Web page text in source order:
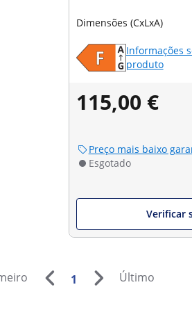
Dimensões (CxLxA)
Informações
produto
115,00 €
Preço mais baixo
Esgotado
Verificar
1 Último